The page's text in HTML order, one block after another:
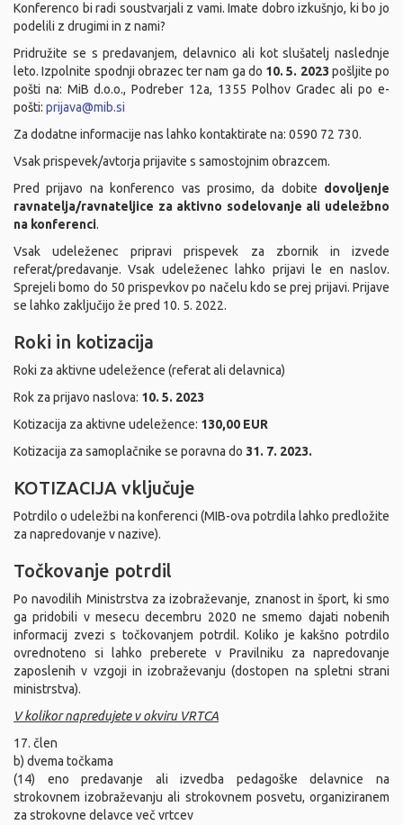
Konferenco bi radi soustvarjali z vami. Imate dobro izkušnjo, ki bo jo
podelili z drugimi in z nami?
Pridružite se s predavanjem, delavnico ali kot slušatelj naslednje
leto. Izpolnite spodnji obrazec ter nam ga do 10. 5. 2023 pošljite po
pošti na: MiB d.o.o., Podreber 12a, 1355 Polhov Gradec ali po e-
pošti: prijava@mib.si
Za dodatne informacije nas lahko kontaktirate na: 0590 72 730.
Vsak prispevek/avtorja prijavite s samostojnim obrazcem.
Pred prijavo na konferenco vas prosimo, da dobite dovoljenje
ravnatelja/ravnateljice za aktivno sodelovanje ali udeležbno
na konferenci.
Vsak udeleženec pripravi prispevek za zbornik in izvede
referat/predavanje. Vsak udeleženec lahko prijavi le en naslov.
Sprejeli bomo do 50 prispevkov po načelu kdo se prej prijavi. Prijave
se lahko zaključijo že pred 10. 5. 2022.
Roki in kotizacija
Roki za aktivne udeležence (referat ali delavnica)
Rok za prijavo naslova: 10. 5. 2023
Kotizacija za aktivne udeležence: 130,00 EUR
Kotizacija za samoplačnike se poravna do 31. 7. 2023.
KOTIZACIJA vključuje
Potrdilo o udeležbi na konferenci (MIB-ova potrdila lahko predložite
za napredovanje v nazive).
Točkovanje potrdil
Po navodilih Ministrstva za izobraževanje, znanost in šport, ki smo
ga pridobili v mesecu decembru 2020 ne smemo dajati nobenih
informacij zvezi s točkovanjem potrdil. Koliko je kakšno potrdilo
ovrednoteno si lahko preberete v Pravilniku za napredovanje
zaposlenih v vzgoji in izobraževanju (dostopen na spletni strani
ministrstva).
V kolikor napredujete v okviru VRTCA
17. člen
b) dvema točkama
(14) eno predavanje ali izvedba pedagoške delavnice na
strokovnem izobraževanju ali strokovnem posvetu, organiziranem
za strokovne delavce več vrtcev